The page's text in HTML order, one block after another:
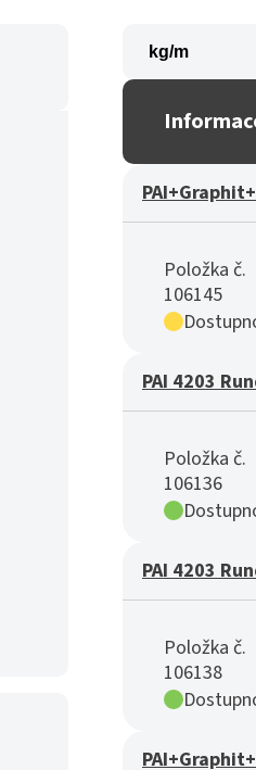
Položka č.
106145
PAI 4203
Položka č.
106136
PAI 4203
Položka č.
106138